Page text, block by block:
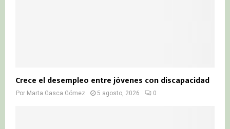
Crece el desempleo entre jóvenes con discapacidad
Por Marta Gasca Gómez 5 agosto, 2026 0